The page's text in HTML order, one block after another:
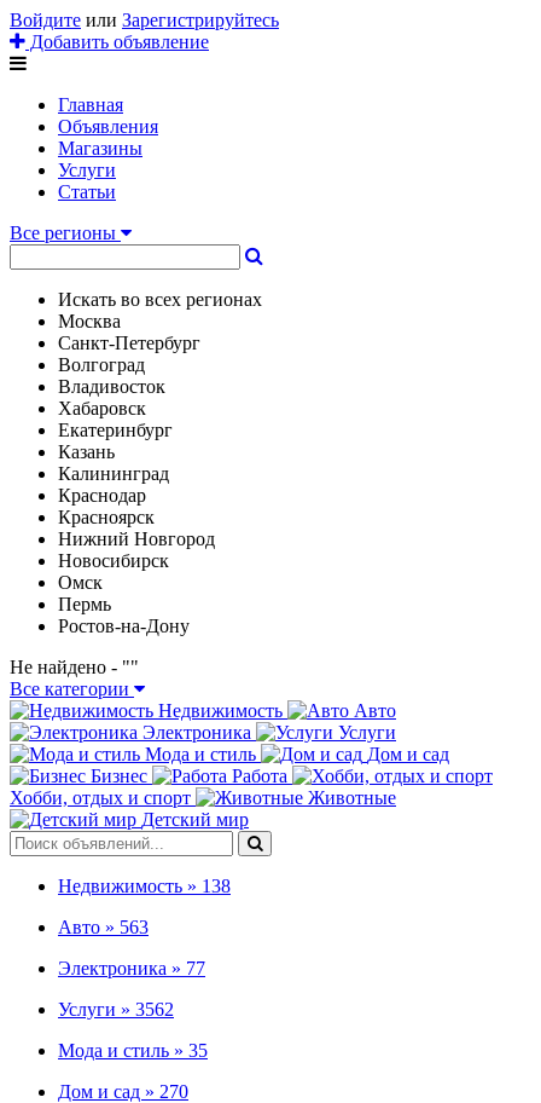
Войдите или Зарегистрируйтесь
Добавить объявление
Главная
Объявления
Магазины
Услуги
Статьи
Все регионы
Искать во всех регионах
Москва
Санкт-Петербург
Волгоград
Владивосток
Хабаровск
Екатеринбург
Казань
Калининград
Краснодар
Красноярск
Нижний Новгород
Новосибирск
Омск
Пермь
Ростов-на-Дону
Не найдено - ""
Все категории
Недвижимость
Авто
Электроника
Услуги
Мода и стиль
Дом и сад
Бизнес
Работа
Хобби, отдых и спорт
Животные
Детский мир
Недвижимость » 138
Авто » 563
Электроника » 77
Услуги » 3562
Мода и стиль » 35
Дом и сад » 270